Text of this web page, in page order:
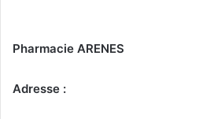
Pharmacie ARENES
Adresse :